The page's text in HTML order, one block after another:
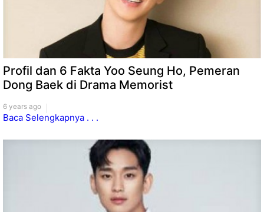
Profil dan 6 Fakta Yoo Seung Ho, Pemeran
Dong Baek di Drama Memorist
6 years ago
Baca Selengkapnya . . .